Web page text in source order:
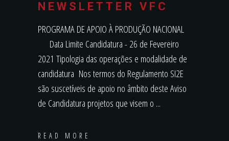
NEWSLETTER VFC
PROGRAMA DE APOIO À PRODUÇÃO NACIONAL
Data Limite Candidatura - 26 de Fevereiro
2021 Tipologia das operações e modalidade de
candidatura Nos termos do Regulamento SI2E
são suscetíveis de apoio no âmbito deste Aviso
de Candidatura projetos que visem o
READ MORE